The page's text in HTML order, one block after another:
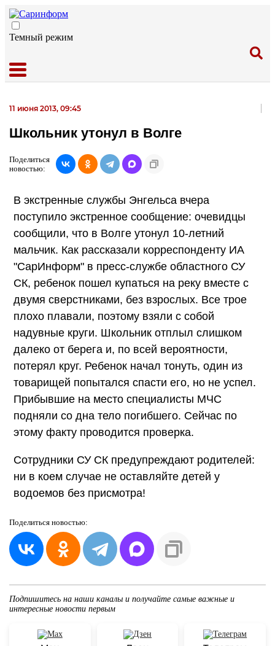
Темный режим
11 июня 2013, 09:45
Школьник утонул в Волге
Поделиться
новостью:
В экстренные службы Энгельса вчера
поступило экстренное сообщение: очевидцы
сообщили, что в Волге утонул 10-летний
мальчик. Как рассказали корреспонденту ИА
"СарИнформ" в пресс-службе областного СУ
СК, ребенок пошел купаться на реку вместе с
двумя сверстниками, без взрослых. Все трое
плохо плавали, поэтому взяли с собой
надувные круги. Школьник отплыл слишком
далеко от берега и, по всей вероятности,
потерял круг. Ребенок начал тонуть, один из
товарищей попытался спасти его, но не успел.
Прибывшие на место специалисты МЧС
подняли со дна тело погибшего. Сейчас по
этому факту проводится проверка.
Сотрудники СУ СК предупреждают родителей:
ни в коем случае не оставляйте детей у
водоемов без присмотра!
Поделиться новостью:
Подпишитесь на наши каналы и получайте самые важные и
интересные новости первым